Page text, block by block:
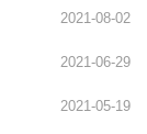
2021-08-02
2021-06-29
2021-05-19